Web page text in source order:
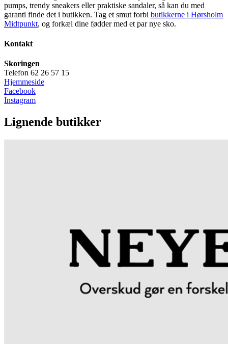
pumps, trendy sneakers eller praktiske sandaler, så kan du med
garanti finde det i butikken. Tag et smut forbi butikkerne i Hørsholm
Midtpunkt, og forkæl dine fødder med et par nye sko.
Kontakt
Skoringen
Telefon 62 26 57 15
Hjemmeside
Facebook
Instagram
Lignende butikker